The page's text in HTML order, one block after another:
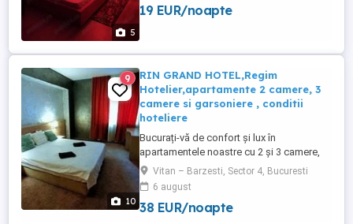
5
seri)140 sau 150(1 seara) Zone de
19 EUR/noapte
10
9
RIN GRAND HOTEL,Regim
Hotelier,apartamente 2 camere, 3
camere si garsoniere , conditii
hoteliere
Bucurați-vă de confort și lux în
apartamentele noastre cu 2 și 3 camere,
situate în prestigioasa rezidență Rin
Grand, în București. Aceste apartamente,
amenajate cu grijă și rafinament, vă oferă
un mediu călduros și confortabil, perfect
Vitan – Barzesti, Sector 4, Bucuresti
6 august
38 EUR/noapte